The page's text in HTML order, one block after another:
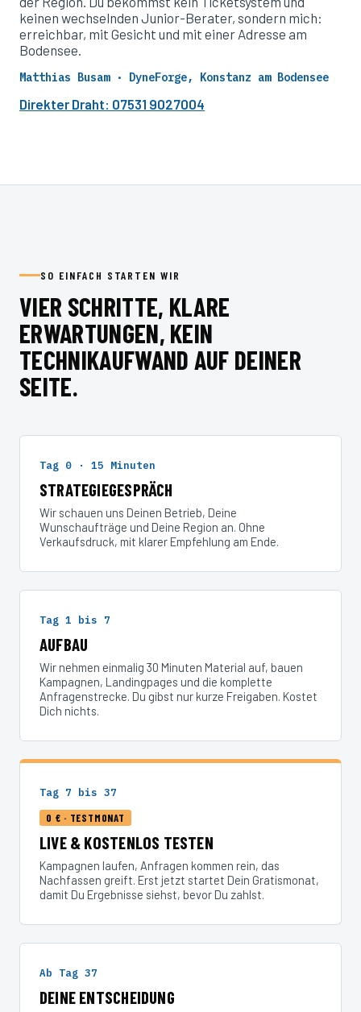
keinen wechselnden Junior-Berater, sondern mich:
erreichbar, mit Gesicht und mit einer Adresse am
Bodensee.
Matthias Busam · DyneForge, Konstanz am Bodensee
Direkter Draht: 07531 9027004
SO EINFACH STARTEN WIR
VIER SCHRITTE, KLARE
ERWARTUNGEN, KEIN
TECHNIKAUFWAND AUF DEINER
SEITE.
Tag 0 · 15 Minuten
STRATEGIEGESPRÄCH
Wir schauen uns Deinen Betrieb, Deine
Wunschaufträge und Deine Region an. Ohne
Verkaufsdruck, mit klarer Empfehlung am Ende.
Tag 1 bis 7
AUFBAU
Wir nehmen einmalig 30 Minuten Material auf, bauen
Kampagnen, Landingpages und die komplette
Anfragenstrecke. Du gibst nur kurze Freigaben. Kostet
Dich nichts.
Tag 7 bis 37
0 € · TESTMONAT
LIVE & KOSTENLOS TESTEN
Kampagnen laufen, Anfragen kommen rein, das
Nachfassen greift. Erst jetzt startet Dein Gratismonat,
damit Du Ergebnisse siehst, bevor Du zahlst.
Ab Tag 37
DEINE ENTSCHEIDUNG